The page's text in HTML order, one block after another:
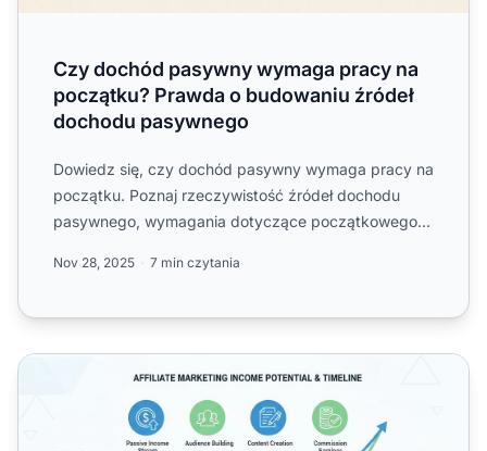
Czy dochód pasywny wymaga pracy na
początku? Prawda o budowaniu źródeł
dochodu pasywnego
Dowiedz się, czy dochód pasywny wymaga pracy na
początku. Poznaj rzeczywistość źródeł dochodu
pasywnego, wymagania dotyczące początkowego
Nov 28, 2025 7 min czytania
Czy warto zostać afiliantem? Kompletny przewodnik po